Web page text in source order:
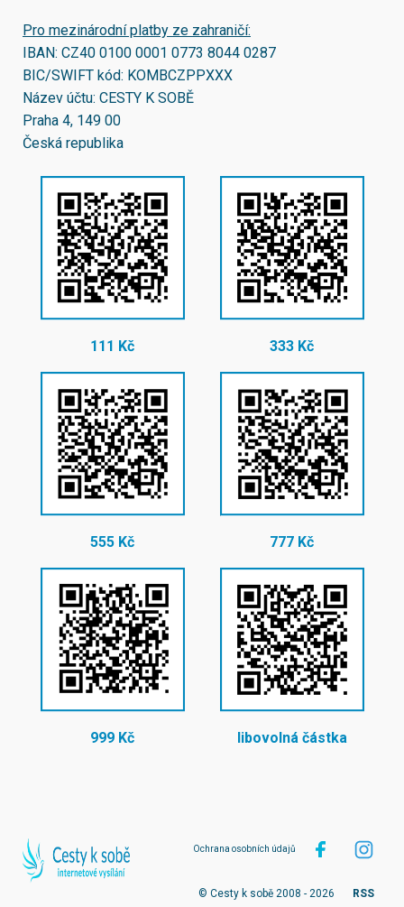
Pro mezinárodní platby ze zahraničí:
IBAN: CZ40 0100 0001 0773 8044 0287
BIC/SWIFT kód: KOMBCZPPXXX
Název účtu: CESTY K SOBĚ
Praha 4, 149 00
Česká republika
111 Kč 333 Kč
555 Kč 777 Kč
999 Kč libovolná částka
Ochrana osobních údajů
© Cesty k sobě 2008 - 2026 RSS